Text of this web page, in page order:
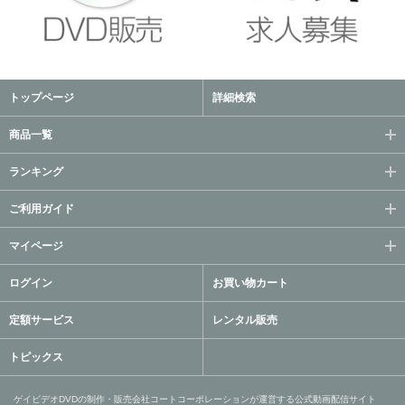
トップページ 詳細検索
商品一覧
ランキング
ご利用ガイド
マイページ
ログイン お買い物カート
定額サービス レンタル販売
トピックス
ゲイビデオDVDの制作・販売会社コートコーポレーションが運営する公式動画配信サイト